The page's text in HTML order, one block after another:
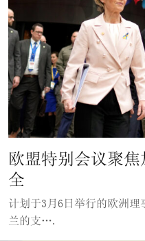
欧盟特别会议聚
全
计划于3月6日举行的欧洲
兰的支….